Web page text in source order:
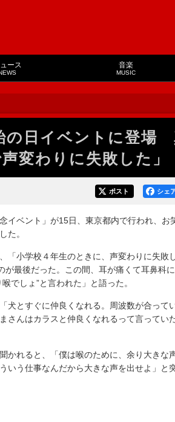
ース 音楽
MUSIC
の日イベントに登場
変わりに失敗した」
シェ
ポスト
ベント」が15日、東京都内で行われ、お
た。
「小学校４年生のときに、声変わりに失敗
が最後だった。この間、耳が痛くて耳鼻科
でしょ”と言われた」と語った。
とすぐに仲良くなれる。周波数が合って
さんはカラスと仲良くなれるって言ってい
かれると、「僕は喉のために、余り大きな
いう仕事なんだから大きな声を出せよ」と